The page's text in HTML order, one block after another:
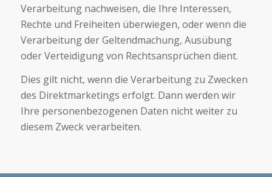
Verarbeitung nachweisen, die Ihre Interessen,
Rechte und Freiheiten überwiegen, oder wenn die
Verarbeitung der Geltendmachung, Ausübung
oder Verteidigung von Rechtsansprüchen dient.
Dies gilt nicht, wenn die Verarbeitung zu Zwecken
des Direktmarketings erfolgt. Dann werden wir
Ihre personenbezogenen Daten nicht weiter zu
diesem Zweck verarbeiten.